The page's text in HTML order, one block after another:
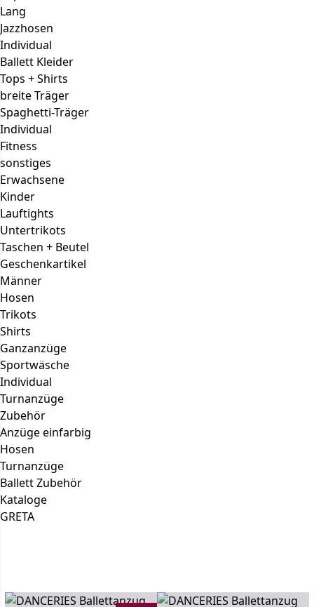
Lang
Jazzhosen
Individual
Ballett Kleider
Tops + Shirts
breite Träger
Spaghetti-Träger
Individual
Fitness
sonstiges
Erwachsene
Kinder
Lauftights
Untertrikots
Taschen + Beutel
Geschenkartikel
Männer
Hosen
Trikots
Shirts
Ganzanzüge
Sportwäsche
Individual
Turnanzüge
Zubehör
Anzüge einfarbig
Hosen
Turnanzüge
Ballett Zubehör
Kataloge
GRETA